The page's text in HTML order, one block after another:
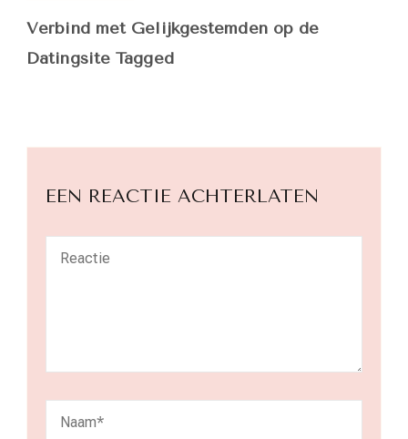
Verbind met Gelijkgestemden op de
Datingsite Tagged
EEN REACTIE ACHTERLATEN